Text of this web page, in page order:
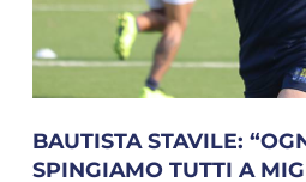
BAUTISTA STAVILE:
SPINGIAMO TUTTI A